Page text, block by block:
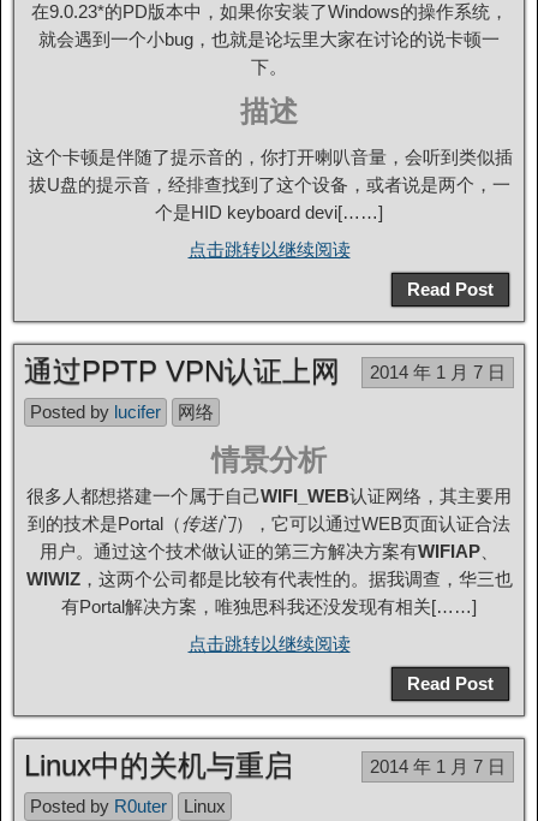
在9.0.23*的PD版本中，如果你安装了Windows的操作系统，
就会遇到一个小bug，也就是论坛里大家在讨论的说卡顿一
下。
描述
这个卡顿是伴随了提示音的，你打开喇叭音量，会听到类似插
拔U盘的提示音，经排查找到了这个设备，或者说是两个，一
个是HID keyboard devi[……]
点击跳转以继续阅读
Read Post
通过PPTP VPN认证上网
2014 年 1 月 7 日
Posted by lucifer 网络
情景分析
很多人都想搭建一个属于自己WIFI_WEB认证网络，其主要用
到的技术是Portal（传送门），它可以通过WEB页面认证合法
用户。通过这个技术做认证的第三方解决方案有WIFIAP
WIWIZ，这两个公司都是比较有代表性的。据我调查，华三也
有Portal解决方案，唯独思科我还没发现有相关[……]
点击跳转以继续阅读
Read Post
Linux中的关机与重启
2014 年 1 月 7 日
Posted by R0uter Linux